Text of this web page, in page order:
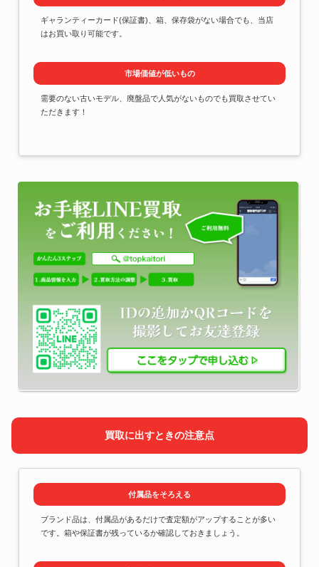
ギャランティーカード(保証書)、箱、保存袋がない場合でも、当店
はお買い取り可能です。
市場価値が低いもの
需要のない古いモデル、廃盤品で人気がないものでも買取させてい
ただきます！
買取に出すときの注意点
付属品をそろえる
ブランド品は、付属品があるだけで査定額がアップすることが多い
です。箱や保証書が残っているか確認しておきましょう。